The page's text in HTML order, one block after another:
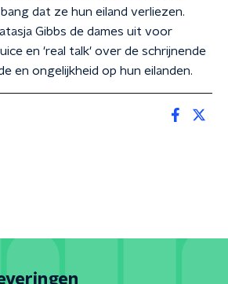
dat ze hun eiland verliezen.
Gibbs de dames uit voor
en 'real talk' over de schrijnende
en ongelijkheid op hun eilanden.